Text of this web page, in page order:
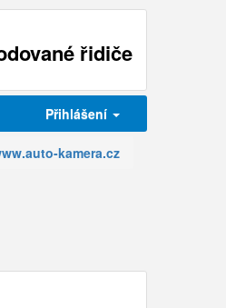
řidiče
Přihlášení
kamera.cz